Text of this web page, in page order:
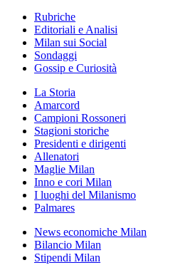
Rubriche
Editoriali e Analisi
Milan sui Social
Sondaggi
Gossip e Curiosità
La Storia
Amarcord
Campioni Rossoneri
Stagioni storiche
Presidenti e dirigenti
Allenatori
Maglie Milan
Inno e cori Milan
I luoghi del Milanismo
Palmares
News economiche Milan
Bilancio Milan
Stipendi Milan